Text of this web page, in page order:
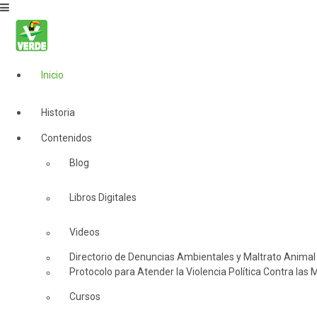
Inicio
Historia
Contenidos
Blog
Libros Digitales
Videos
Directorio de Denuncias Ambientales y Maltrato Animal
Protocolo para Atender la Violencia Política Contra las
Cursos